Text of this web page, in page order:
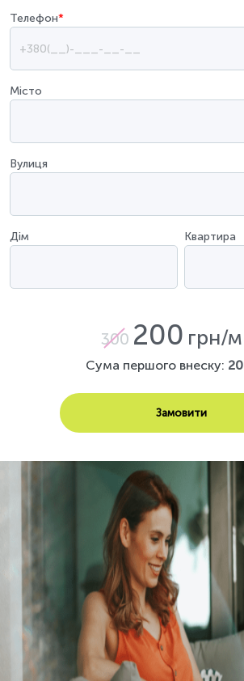
Телефон*
Місто
Вулиця
Дім Квартира
300 200 грн/
Сума першого внеску: